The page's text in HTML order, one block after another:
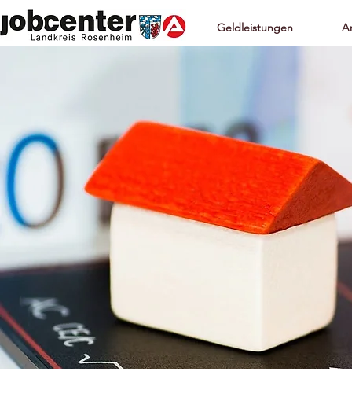
Geldleistungen